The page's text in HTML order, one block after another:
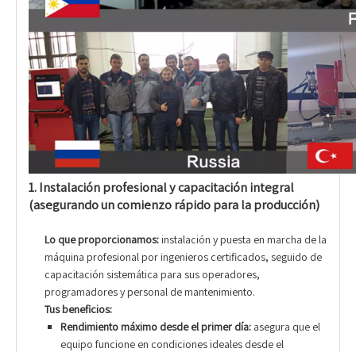
1. Instalación profesional y capacitación integral
(asegurando un comienzo rápido para la producción)
Lo que proporcionamos: instalación y puesta en marcha de la
máquina profesional por ingenieros certificados, seguido de
capacitación sistemática para sus operadores,
programadores y personal de mantenimiento.
Tus beneficios:
Rendimiento máximo desde el primer día: asegura que el
equipo funcione en condiciones ideales desde el